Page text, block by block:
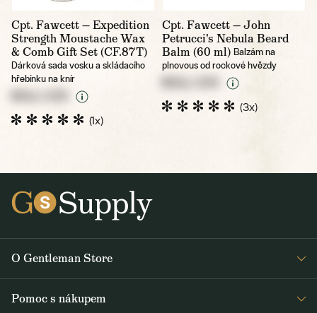
Cpt. Fawcett — Expedition
Strength Moustache Wax
& Comb Gift Set (CF.87T)
Dárková sada vosku a skládacího
hřebínku na knír
(1x)
Cpt. Fawcett — John
Petrucci's Nebula Beard
Balm (60 ml) Balzám na
plnovous od rockové hvězdy
(3x)
O Gentleman Store
Pomoc s nákupem